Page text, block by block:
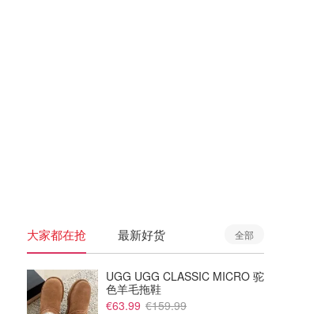
大家都在抢 最新好货 全部
UGG UGG CLASSIC MICRO 驼
色羊毛拖鞋
€63.99 €159.99